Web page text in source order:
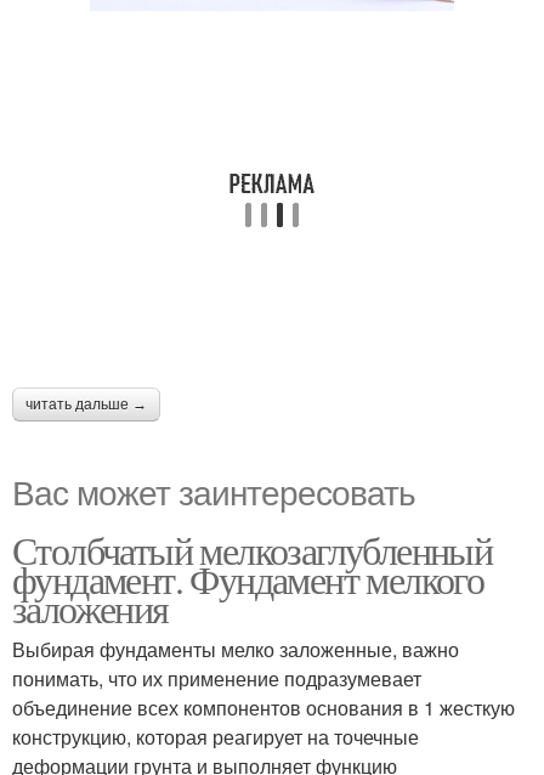
читать дальше →
Вас может заинтересовать
Столбчатый мелкозаглубленный
фундамент. Фундамент мелкого
заложения
Выбирая фундаменты мелко заложенные, важно
понимать, что их применение подразумевает
объединение всех компонентов основания в 1 жесткую
конструкцию, которая реагирует на точечные
деформации грунта и выполняет функцию